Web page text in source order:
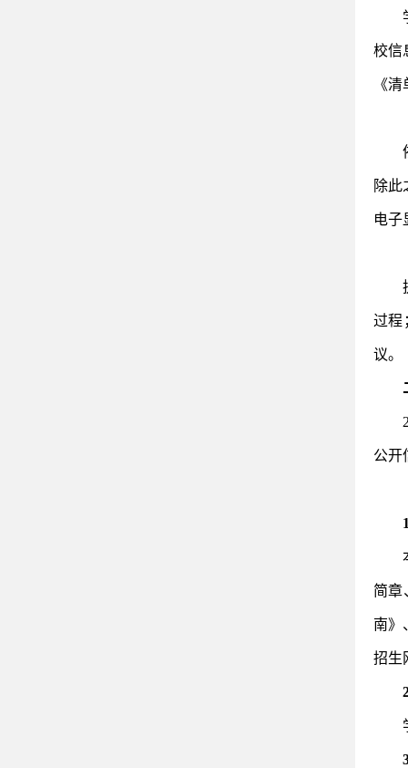
校信
《
除此
电子
过程
议。
公开
简章
南》
招生